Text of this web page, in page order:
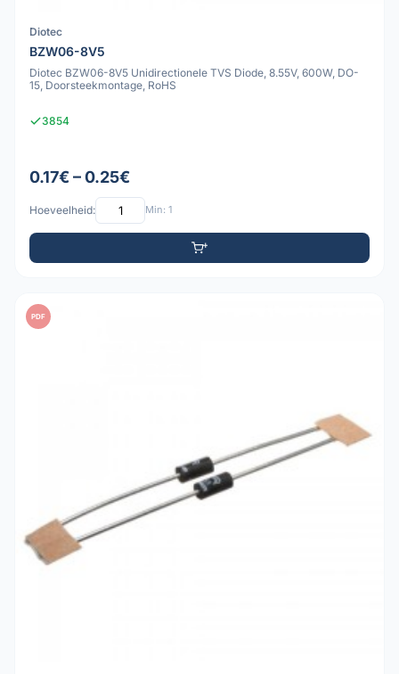
Diotec
BZW06-8V5
Diotec BZW06-8V5 Unidirectionele TVS Diode, 8.55V, 600W, DO-
15, Doorsteekmontage, RoHS
3854
0.17€ – 0.25€
Hoeveelheid: Min: 1
PDF